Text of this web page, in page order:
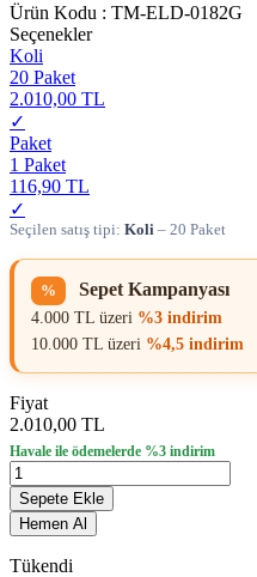
Ürün Kodu : TM-ELD-0182G
Seçenekler
Koli
20 Paket
2.010,00 TL
✓
Paket
1 Paket
116,90 TL
✓
Seçilen satış tipi: Koli – 20 Paket
% Sepet Kampanyası
4.000 TL üzeri %3 indirim
10.000 TL üzeri %4,5 indirim
Fiyat
2.010,00 TL
Havale ile ödemelerde %3 indirim
Sepete Ekle
Hemen Al
Tükendi